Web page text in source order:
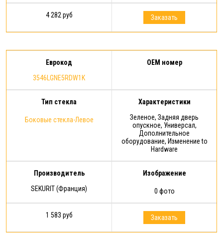
4 282 руб Заказать
Еврокод
3546LGNE5RDW1K
OEM номер
Тип стекла
Боковые стекла-Левое
Характеристики
Зеленое, Задняя дверь
опускное, Универсал,
Дополнительное
оборудование, Изменение to
Hardware
Производитель
SEKURIT (Франция)
Изображение
0 фото
1 583 руб Заказать